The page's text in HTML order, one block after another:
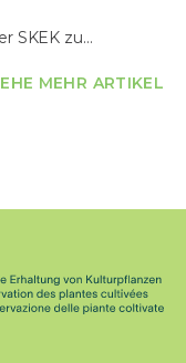
SKEK zu…
MEHR ARTIKEL